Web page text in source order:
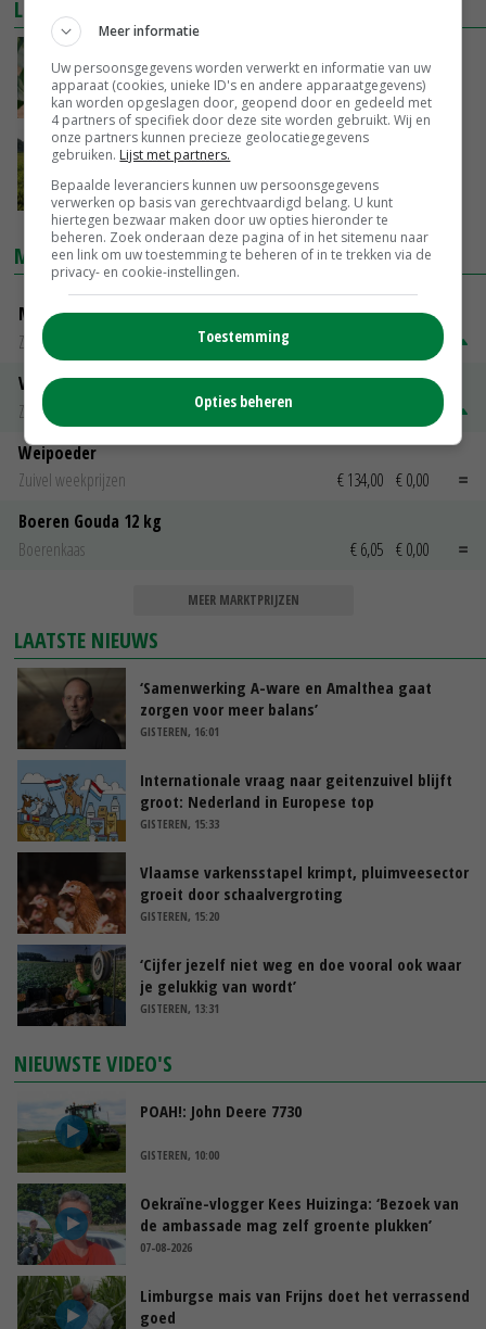
LEES OOK
15 nieuwe maïsrassen in 2019
07-12-2018
Online marktonderzoek onder maistelers
06-02-2017
MARKTPRIJZEN
Magere melkpoeder
Zuivel weekprijzen
Volle melkpoeder
Zuivel weekprijzen
Weipoeder
Zuivel weekprijzen
€ 134,00 € 0,00
Boeren Gouda 12 kg
Boerenkaas
€ 6,05 € 0,00
MEER MARKTPRIJZEN
LAATSTE NIEUWS
‘Samenwerking A-ware en Amalthea gaat
zorgen voor meer balans’
GISTEREN, 16:01
Internationale vraag naar geitenzuivel blijft
groot: Nederland in Europese top
GISTEREN, 15:33
Vlaamse varkensstapel krimpt, pluimveesector
groeit door schaalvergroting
GISTEREN, 15:20
‘Cijfer jezelf niet weg en doe vooral ook waar
je gelukkig van wordt’
GISTEREN, 13:31
NIEUWSTE VIDEO'S
POAH!: John Deere 7730
GISTEREN, 10:00
Oekraïne-vlogger Kees Huizinga: ‘Bezoek van
de ambassade mag zelf groente plukken’
07-08-2026
Limburgse mais van Frijns doet het verrassend
goed
Meer informatie
Uw persoonsgegevens worden verwerkt en informatie van uw
apparaat (cookies, unieke ID's en andere apparaatgegevens)
kan worden opgeslagen door, geopend door en gedeeld met
4 partners of specifiek door deze site worden gebruikt. Wij en
onze partners kunnen precieze geolocatiegegevens
gebruiken. Lijst met partners.
Bepaalde leveranciers kunnen uw persoonsgegevens
verwerken op basis van gerechtvaardigd belang. U kunt
hiertegen bezwaar maken door uw opties hieronder te
beheren. Zoek onderaan deze pagina of in het sitemenu naar
een link om uw toestemming te beheren of in te trekken via de
privacy- en cookie-instellingen.
Toestemming
Opties beheren